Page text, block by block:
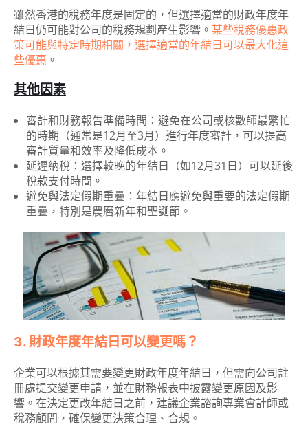
雖然香港的稅務年度是固定的，但選擇適當的財政年度年
結日仍可能對公司的稅務規劃產生影響。 某些稅務優惠政
策可能與特定時期相關，選擇適當的年結日可以最大化這
些優惠 。
其他因素
審計和財務報告準備時間：避免在公司或核數師最繁忙
的時期（通常是12月至3月）進行年度審計，可以提高
審計質量和效率及降低成本。
延遲納稅：選擇較晚的年結日（如12月31日）可以延後
稅款支付時間。
避免與法定假期重疊：年結日應避免與重要的法定假期
重疊，特別是農曆新年和聖誕節。
3. 財政年度年結日可以變更嗎？
企業可以根據其需要變更財政年度年結日，但需向公司註
冊處提交變更申請，並在財務報表中披露變更原因及影
響。在決定更改年結日之前，建議企業諮詢專業會計師或
稅務顧問，確保變更決策合理、合規。